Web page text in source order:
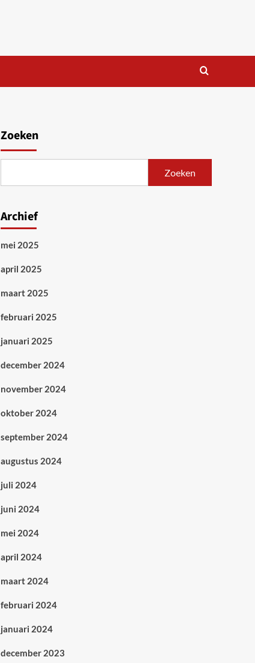
Zoeken
Zoeken
Archief
mei 2025
april 2025
maart 2025
februari 2025
januari 2025
december 2024
november 2024
oktober 2024
september 2024
augustus 2024
juli 2024
juni 2024
mei 2024
april 2024
maart 2024
februari 2024
januari 2024
december 2023